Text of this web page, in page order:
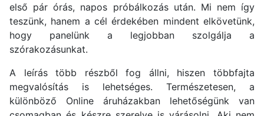
első pár órás, napos próbálkozás után. Mi nem így
teszünk, hanem a cél érdekében mindent elkövetünk,
hogy panelünk a legjobban szolgálja a
szórakozásunkat.
A leírás több részből fog állni, hiszen többfajta
megvalósítás is lehetséges. Természetesen, a
különböző Online áruházakban lehetőségünk van